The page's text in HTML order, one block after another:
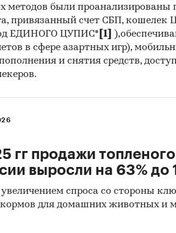
методов были проанализированы
привязанный счет СБП, кошелек
ЕДИНОГО ЦУПИС* [1]
в сфере азартных игр),
и снятия средств,
гг продажи
выросли на 63% до
спроса со стороны
кормов для домашних животных и